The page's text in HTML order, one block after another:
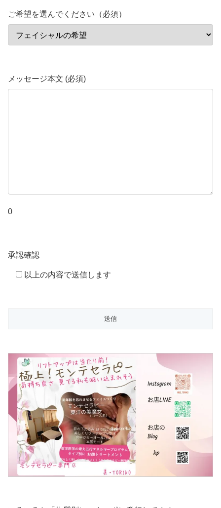
ご希望を選んでください（必須）
メッセージ本文 (必須)
0
承認確認
以上の内容で送信します